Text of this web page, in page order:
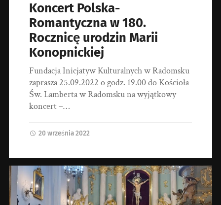
Koncert Polska-
Romantyczna w 180.
Rocznicę urodzin Marii
Konopnickiej
Fundacja Inicjatyw Kulturalnych w Radomsku
zaprasza 25.09.2022 o godz. 19.00 do Kościoła
Św. Lamberta w Radomsku na wyjątkowy
koncert –…
20 września 2022